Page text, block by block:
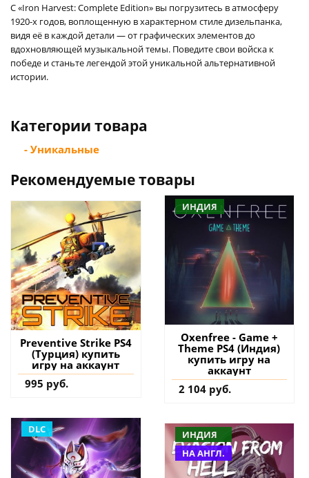
С «Iron Harvest: Complete Edition» вы погрузитесь в атмосферу
1920-х годов, воплощенную в характерном стиле дизельпанка,
видя её в каждой детали — от графических элементов до
вдохновляющей музыкальной темы. Поведите свои войска к
победе и станьте легендой этой уникальной альтернативной
истории.
Категории товара
- Уникальные
Рекомендуемые товары
Preventive Strike PS4
(Турция) купить
игру на аккаунт
995 руб.
ИНДИЯ
Oxenfree - Game +
Theme PS4 (Индия)
купить игру на
аккаунт
2 104 руб.
DLC
ИНДИЯ
НА АНГЛ.